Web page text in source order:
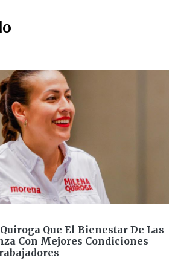
Que El Bienestar De Las
Con Mejores Condiciones